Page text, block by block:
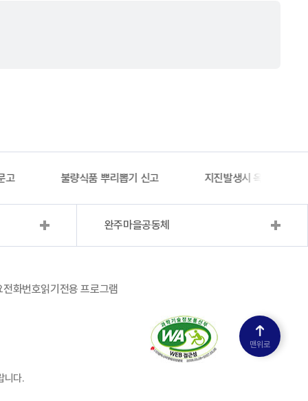
고 불량식품 뿌리뽑기 신고 지진발생시 옥외대피소
완주마을공동체
전화번호읽기전용 프로그램
니다.
맨위로